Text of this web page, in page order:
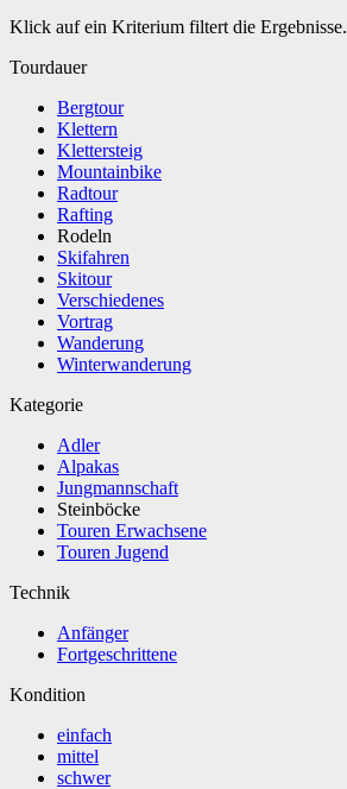
Klick auf ein Kriterium filtert die Ergebnisse.
Tourdauer
Bergtour
Klettern
Klettersteig
Mountainbike
Radtour
Rafting
Rodeln
Skifahren
Skitour
Verschiedenes
Vortrag
Wanderung
Winterwanderung
Kategorie
Adler
Alpakas
Jungmannschaft
Steinböcke
Touren Erwachsene
Touren Jugend
Technik
Anfänger
Fortgeschrittene
Kondition
einfach
mittel
schwer